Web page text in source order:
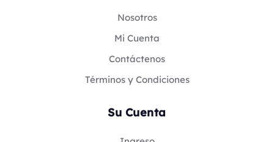
Nosotros
Mi Cuenta
Contáctenos
Términos y Condiciones
Su Cuenta